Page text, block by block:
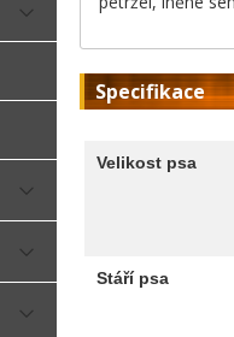
Specifikace
Velikost psa
Stáří psa